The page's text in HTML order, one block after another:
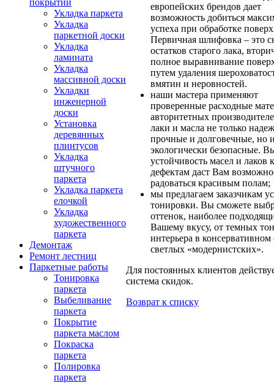
покрытий
Укладка паркета
Укладка
паркетной доски
Укладка
ламината
Укладка
массивной доски
Укладки
инженерной
доски
Установка
деревянных
плинтусов
Укладка
штучного
паркета
Укладка паркета
елочкой
Укладка
художественного
паркета
Демонтаж
Ремонт лестниц
Паркетные работы
Тонировка
паркета
Выбеливание
паркета
Покрытие
паркета маслом
Покраска
паркета
Полировка
паркета
европейских брендов дает
возможность добиться
успеха при обработке
Первичная шлифовка – это
остатков старого лака,
полное выравнивание
путем удаления
вмятин и неровностей.
наши мастера применяют
проверенные расходные
авторитетных
лаки и масла не только
прочные и долговечные, но
экологически безопасные.
устойчивость масел и лаков к
дефектам даст Вам
радоваться красивым полам;
мы предлагаем заказчикам
тонировки. Вы сможете
оттенок, наиболее
Вашему вкусу, от темных
интерьера в консервативном
светлых «модернистских».
Для постоянных клиентов
система скидок.
Возврат к списку